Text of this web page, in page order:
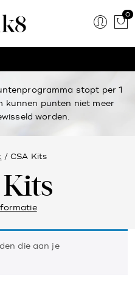
0
stopt per 1
kunnen punten niet meer
worden.
/ CSA Kits
Kits
die aan je